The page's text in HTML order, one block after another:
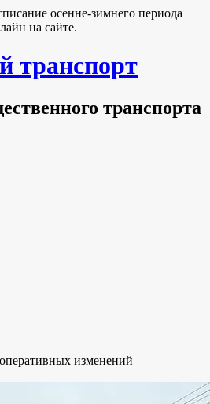
осенне-зимнего периода
на сайте.
транспорт
транспорта
изменений